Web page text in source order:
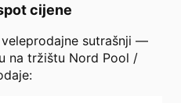
cijene
sutrašnji —
na tržištu Nord Pool /